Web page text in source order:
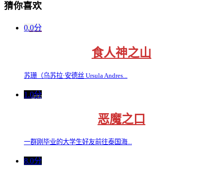
猜你喜欢
0.0分
食人神之山
苏珊（乌苏拉·安德丝 Ursula Andres...
1.0分
恶魔之口
一群刚毕业的大学生好友前往泰国海...
8.0分